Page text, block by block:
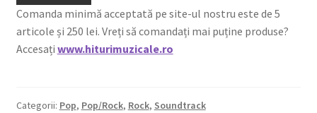
Comanda minimă acceptată pe site-ul nostru este de 5
articole și 250 lei. Vreți să comandați mai puține produse?
Accesați www.hiturimuzicale.ro
Categorii: Pop, Pop/Rock, Rock, Soundtrack